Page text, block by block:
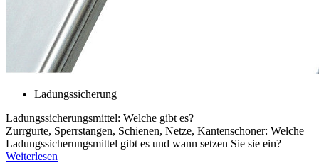
Ladungssicherung
Ladungssicherungsmittel: Welche gibt es?
Zurrgurte, Sperrstangen, Schienen, Netze, Kantenschoner: Welche
Ladungssicherungsmittel gibt es und wann setzen Sie sie ein?
Weiterlesen